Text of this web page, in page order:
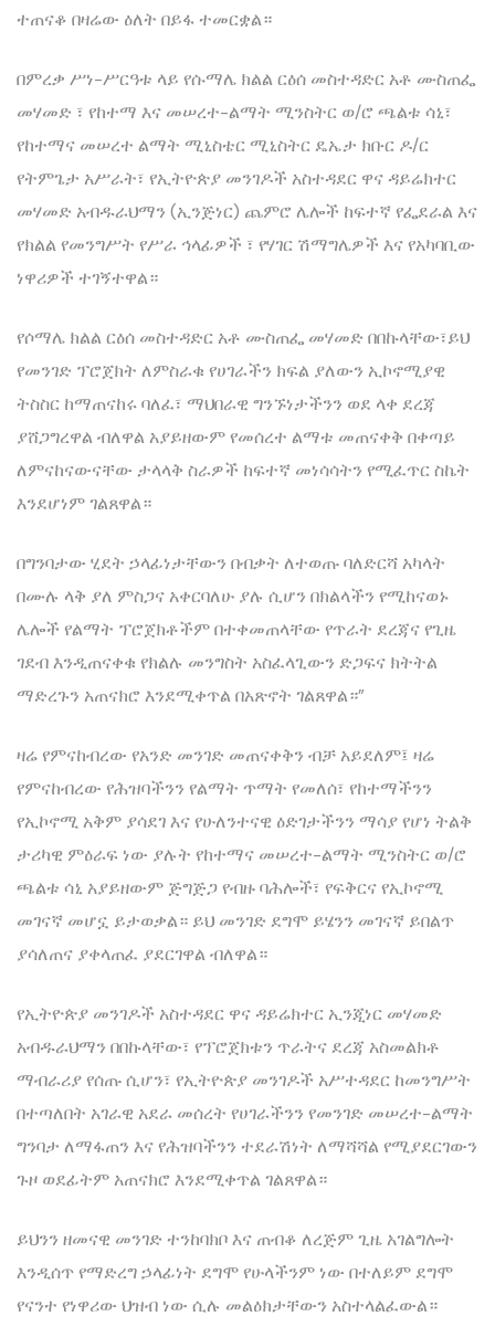
ተጠናቆ በዛሬው ዕለት በይፋ ተመርቋል።
በምረቃ ሥነ-ሥርዓቱ ላይ የሱማሌ ክልል ርዕሰ መስተዳድር አቶ ሙስጠፌ
መሃመድ ፣ የከተማ እና መሠረተ-ልማት ሚንስትር ወ/ሮ ጫልቱ ሳኒ፣
የከተማና መሠረተ ልማት ሚኒስቴር ሚኒስትር ዴኤታ ክቡር ዶ/ር
የትምጌታ አሥራት፣ የኢትዮጵያ መንገዶች አስተዳደር ዋና ዳይሬክተር
መሃመድ አብዱራህማን (ኢንጅነር) ጨምሮ ሌሎች ከፍተኛ የፌደራል እና
የክልል የመንግሥት የሥራ ኅላፊዎች ፣ የሃገር ሽማግሌዎች እና የአካባቢው
ነዋሪዎች ተገኝተዋል።
የሶማሌ ክልል ርዕሰ መስተዳድር አቶ ሙስጠፌ መሃመድ በበኩላቸው፣ይህ
የመንገድ ፕሮጀክት ለምስራቁ የሀገራችን ክፍል ያለውን ኢኮኖሚያዊ
ትስስር ከማጠናከሩ ባለፈ፣ ማህበራዊ ግንኙነታችንን ወደ ላቀ ደረጃ
ያሸጋግረዋል ብለዋል አያይዘውም የመሰረተ ልማቱ መጠናቀቅ በቀጣይ
ለምናከናውናቸው ታላላቅ ስራዎች ከፍተኛ መነሳሳትን የሚፈጥር ስኬት
እንደሆነም ገልጸዋል።
በግንባታው ሂደት ኃላፊነታቸውን በብቃት ለተወጡ ባለድርሻ አካላት
በሙሉ ላቅ ያለ ምስጋና አቀርባለሁ ያሉ ሲሆን በክልላችን የሚከናወኑ
ሌሎች የልማት ፕሮጀክቶችም በተቀመጠላቸው የጥራት ደረጃና የጊዜ
ገደብ እንዲጠናቀቁ የክልሉ መንግስት አስፈላጊውን ድጋፍና ክትትል
ማድረጉን አጠናክሮ እንደሚቀጥል በአጽኖት ገልጸዋል።”
ዛሬ የምናከብረው የአንድ መንገድ መጠናቀቅን ብቻ አይደለም፤ ዛሬ
የምናከብረው የሕዝባችንን የልማት ጥማት የመለሰ፣ የከተማችንን
የኢኮኖሚ አቅም ያሳደገ እና የሁለንተናዊ ዕድገታችንን ማሳያ የሆነ ትልቅ
ታሪካዊ ምዕራፍ ነው ያሉት የከተማና መሠረተ-ልማት ሚንስትር ወ/ሮ
ጫልቱ ሳኒ አያይዘውም ጅግጅጋ የብዙ ባሕሎች፣ የፍቅርና የኢኮኖሚ
መገናኛ መሆኗ ይታወቃል። ይህ መንገድ ደግሞ ይሄንን መገናኛ ይበልጥ
ያሳለጠና ያቀላጠፈ ያደርገዋል ብለዋል።
የኢትዮጵያ መንገዶች አስተዳደር ዋና ዳይሬክተር ኢንጂነር መሃመድ
አብዱራህማን በበኩላቸው፣ የፕሮጀክቱን ጥራትና ደረጃ አስመልክቶ
ማብራሪያ የሰጡ ሲሆን፣ የኢትዮጵያ መንገዶች አሥተዳደር ከመንግሥት
በተጣለበት አገራዊ አደራ መሰረት የሀገራችንን የመንገድ መሠረተ-ልማት
ግንባታ ለማፋጠን እና የሕዝባችንን ተደራሽነት ለማሻሻል የሚያደርገውን
ጉዞ ወደፊትም አጠናክሮ እንደሚቀጥል ገልጸዋል።
ይህንን ዘመናዊ መንገድ ተንከባክቦ እና ጠብቆ ለረጅም ጊዜ አገልግሎት
እንዲሰጥ የማድረግ ኃላፊነት ደግሞ የሁላችንም ነው በተለይም ደግሞ
የናንተ የነዋሪው ህዝብ ነው ሲሉ መልዕክታቸውን አስተላልፈውል።